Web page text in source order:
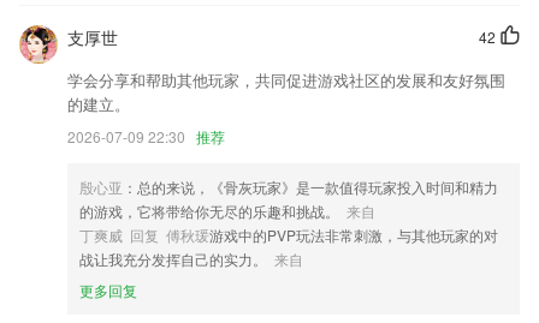
单，
2.、更多精彩功能即将上线，程序员努力开发中，敬请期待
3.智能分析了每个人的高频错题从而生成个性化题库
4.实现自动语音评测
5.使用自己的手机就可以掌握了解更多的编程内容，丰富的信息随时获
6.·提升专业度&知名度，加入场馆，线上教学管理
盈多多苹果下载更新了什么?
42
支厚世
学会分享和帮助其他玩家，共同促进游戏社区的发展和友好氛围
的建立。
2026-07-09 22:30 推荐
殷心亚 ：总的来说，《骨灰玩家》是一款值得玩家投入时间和精力
的游戏，它将带给你无尽的乐趣和挑战。
来自
丁爽威 回复 傅秋瑗游戏中的PVP玩法非常刺激，与其他玩家的对
战让我充分发挥自己的实力。
来自
更多回复